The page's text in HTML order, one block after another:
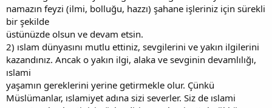
namazın feyzi (ilmi, bolluğu, hazzı) şahane işleriniz için sürekli
bir şekilde
üstünüzde olsun ve devam etsin.
2) ıslam dünyasını mutlu ettiniz, sevgilerini ve yakın ilgilerini
kazandınız. Ancak o yakın ilgi, alaka ve sevginin devamlılığı,
ıslami
yaşamın gereklerini yerine getirmekle olur. Çünkü
Müslümanlar, ıslamiyet adına sizi severler. Siz de ıslami